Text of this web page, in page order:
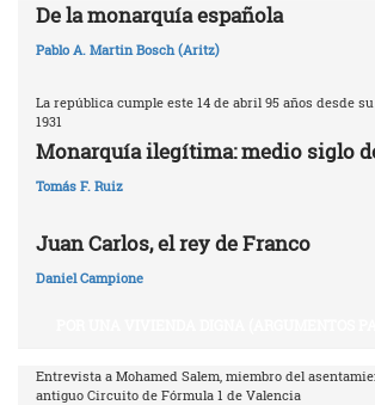
De la monarquía española
Pablo A. Martin Bosch (Aritz)
La república cumple este 14 de abril 95 años desde
1931
Monarquía ilegítima: medio siglo
Tomás F. Ruiz
Juan Carlos, el rey de Franco
Daniel Campione
Entrevista a Mohamed Salem, miembro del
antiguo Circuito de Fórmula 1 de Valencia